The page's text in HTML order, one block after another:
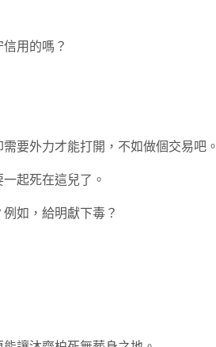
用的嗎？
要外力才能打開，不如做個交易吧。
起死在這兒了。
如，給明獻下毒？